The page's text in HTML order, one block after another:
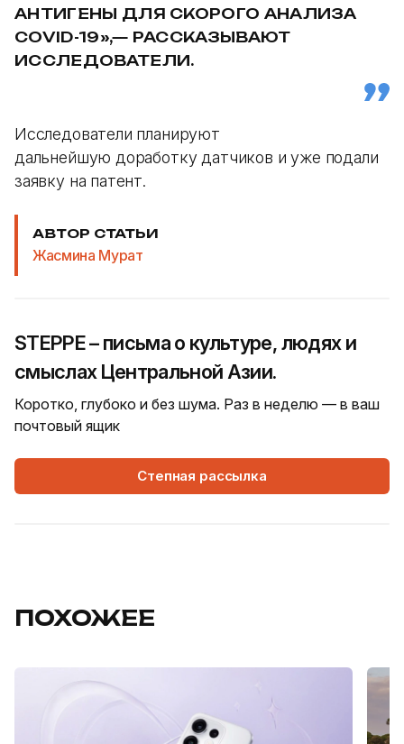
АНТИГЕНЫ ДЛЯ СКОРОГО АНАЛИЗА
COVID-19»,— РАССКАЗЫВАЮТ
ИССЛЕДОВАТЕЛИ.
Исследователи планируют
дальнейшую доработку датчиков и уже подали
заявку на патент.
АВТОР СТАТЬИ
Жасмина Мурат
STEPPE – письма о культуре, людях и
смыслах Центральной Азии.
Коротко, глубоко и без шума. Раз в неделю — в ваш
почтовый ящик
Степная рассылка
ПОХОЖЕЕ